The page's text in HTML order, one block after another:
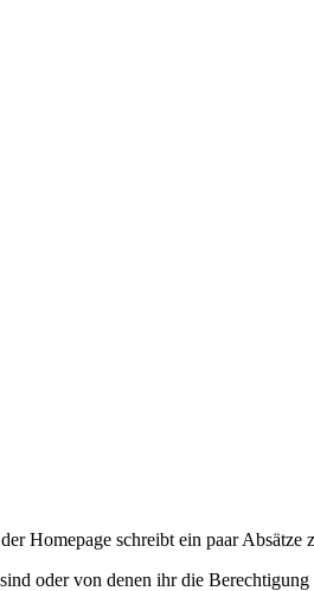
Homepage schreibt ein paar
oder von denen ihr die